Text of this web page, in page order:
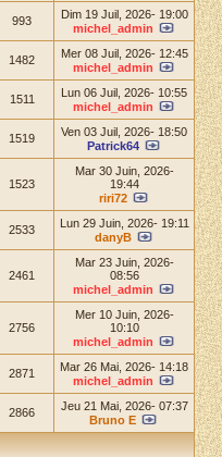
993
Dim 19 Juil, 2026- 19:00
michel_admin
1482
Mer 08 Juil, 2026- 12:45
michel_admin
1511
Lun 06 Juil, 2026- 10:55
michel_admin
1519
Ven 03 Juil, 2026- 18:50
Patrick64
1523
Mar 30 Juin, 2026-
19:44
riri72
2533
Lun 29 Juin, 2026- 19:11
danyB
2461
Mar 23 Juin, 2026-
08:56
michel_admin
2756
Mer 10 Juin, 2026-
10:10
michel_admin
2871
Mar 26 Mai, 2026- 14:18
michel_admin
2866
Jeu 21 Mai, 2026- 07:37
Bruno E